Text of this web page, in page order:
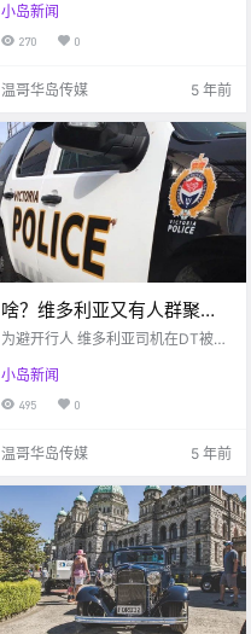
着疫情的日益严重 最近的治安也开
始动荡起来 这两个月以来 陆陆续续
小岛新闻
270 0
温哥华岛传媒 5 年前
啥？维多利亚又有人群聚被
罚款$2300! 怒！DT女司机
为避开行人 维多利亚司机在DT被殴
利亚DT附近又发生了一件 引起众怒
的事情 一名女司机在给行人让路后
却反被这三名路人暴力殴打？？ 事
小岛新闻
495 0
温哥华岛传媒 5 年前